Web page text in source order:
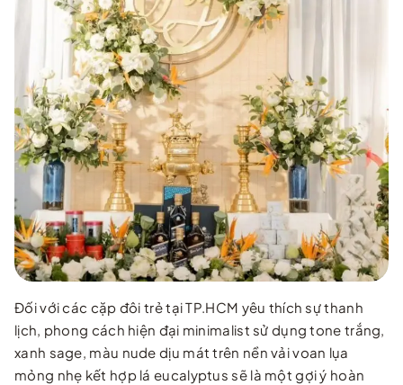
Đối với các cặp đôi trẻ tại TP.HCM yêu thích sự thanh
lịch, phong cách hiện đại minimalist sử dụng tone trắng,
xanh sage, màu nude dịu mát trên nền vải voan lụa
mỏng nhẹ kết hợp lá eucalyptus sẽ là một gợi ý hoàn